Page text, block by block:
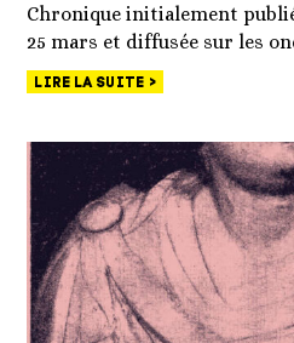
Chronique initialement
25 mars et diffusée sur les
LIRE LA SUITE